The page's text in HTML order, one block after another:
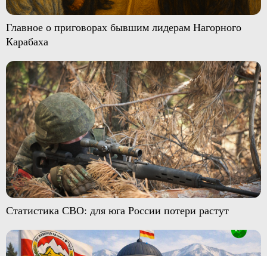
Главное о приговорах бывшим лидерам Нагорного
Карабаха
Статистика СВО: для юга России потери растут